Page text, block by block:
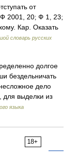
от
2001, 20; Ф 1, 23;
Кар. Оказать
словарь русских
долгое
бездельничать
дело
для выделки из
языка
18+